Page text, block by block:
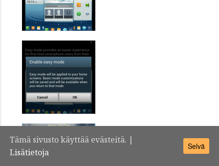
Tämä sivusto käyttää evästeitä. |
Lisätietoja
Selvä